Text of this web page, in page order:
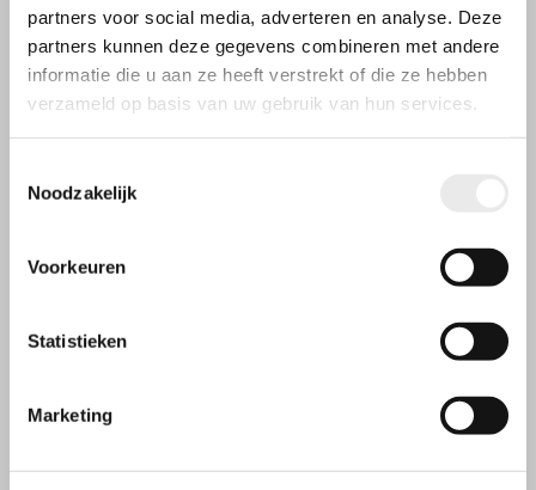
partners voor social media, adverteren en analyse. Deze
partners kunnen deze gegevens combineren met andere
informatie die u aan ze heeft verstrekt of die ze hebben
verzameld op basis van uw gebruik van hun services.
Noodzakelijk
Voorkeuren
Statistieken
Marketing